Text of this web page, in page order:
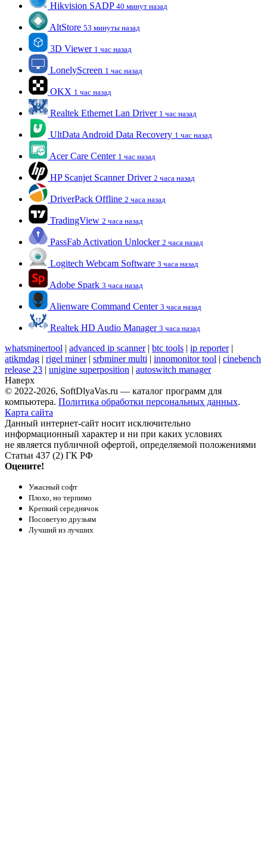
Hikvision SADP 40 минут назад
AltStore 53 минуты назад
3D Viewer 1 час назад
LonelyScreen 1 час назад
OKX 1 час назад
Realtek Ethernet Lan Driver 1 час назад
UltData Android Data Recovery 1 час назад
Acer Care Center 1 час назад
HP Scanjet Scanner Driver 2 часа назад
DriverPack Offline 2 часа назад
TradingView 2 часа назад
PassFab Activation Unlocker 2 часа назад
Logitech Webcam Software 3 часа назад
Adobe Spark 3 часа назад
Alienware Command Center 3 часа назад
Realtek HD Audio Manager 3 часа назад
whatsminertool | advanced ip scanner| btc tools | ip reporter|
atikmdag | rigel miner| srbminer multi | innomonitor tool | cinebench
release 23 | unigine superposition | autoswitch manager
Наверх
© 2022-2026, SoftDlyaVas.ru — каталог программ для
компьютера. Политика обработки персональных данных.
Карта сайта
Данный интернет-сайт носит исключительно
информационный характер и ни при каких условиях
не является публичной офертой, определяемой положениями
Статьи 437 (2) ГК РФ
Оцените!
Ужасный софт
Плохо, но терпимо
Крепкий середнячок
Посоветую друзьям
Лучший из лучших